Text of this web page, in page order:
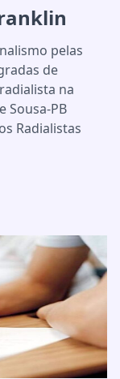
pelas
de
na
Sousa-PB
Radialistas